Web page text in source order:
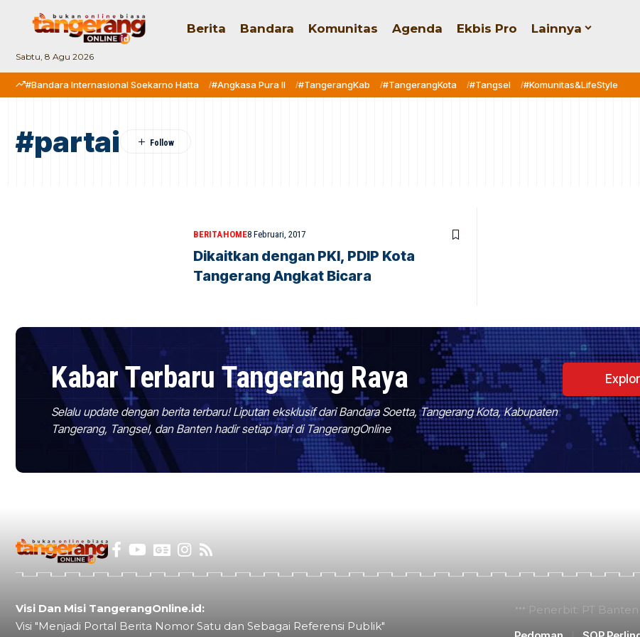
Sabtu, 8 Agu 2026
Berita Bandara Komunitas Agenda Ekbis Pro Lainnya
#Bandara Internasional Soekarno Hatta #Angkasa Pura II #TangerangKab #TangerangKota #Tangsel #Komunitas&LifeStyle
#partai
BERITAHOME8 Februari, 2017
Dikaitkan dengan PKI, PDIP Kota
Tangerang Angkat Bicara
Kabar Terbaru Tangerang Raya
Selalu update dengan berita terbaru! Liputan eksklusif dari Bandara Soetta, Tangerang Kota, Kabupaten
Tangerang, Tangsel, dan Banten hadir setiap hari di TangerangOnline
Visi Dan Misi TangerangOnline.id:
Visi "Menjadi Portal Berita Nomor Satu dan Sebagai Referensi Publik"
Penerbit: PT